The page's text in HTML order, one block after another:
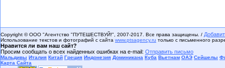
Copyright © ООО "Агентство "ПУТЕШЕСТВУЙ!", 2007-2017. Все права защищены. /
Использование текстов и фотографий с сайта www.ptsagency.ru только с письменного
Нравится ли вам наш сайт?
Просим сообщать о всех найденных ошибках на e-mail: Отправить письмо
Мальдивы Италия Китай Греция Индонезия Доминикана Куба Вьетнам ОАЭ Сейшелы
Карта Сайта